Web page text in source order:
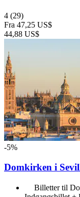
4 (29)
Fra 47,25 US$
44,88 US$
-5%
Domkirken i
Billetter til